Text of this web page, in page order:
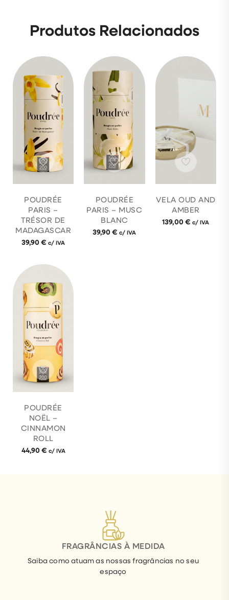
Produtos Relacionados
POUDRÉE
PARIS –
TRÉSOR DE
MADAGASCAR
39,90€ c/ IVA
POUDRÉE
PARIS – MUSC
BLANC
39,90€ c/ IVA
VELA OUD AND
AMBER
139,00€ c/ IVA
POUDRÉE
NOËL –
CINNAMON
ROLL
44,90€ c/ IVA
FRAGRÂNCIAS À MEDIDA
Saiba como atuam as nossas fragrâncias no seu
espaço